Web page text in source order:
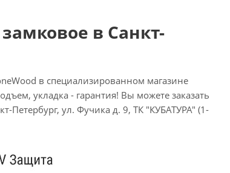
в Санкт-
в специализированном магазине
укладка - гарантия! Вы можете заказать
Петербург, ул. Фучика д. 9, ТК "КУБАТУРА" (1-